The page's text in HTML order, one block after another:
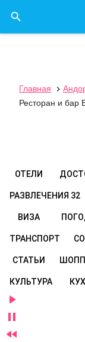

Главная 
Ресторан и бар
ОТЕЛИ
РАЗВЛЕЧЕНИЯ 32
ВИЗА
ТРАНСПОРТ
СТАТЬИ
КУЛЬТУРА


